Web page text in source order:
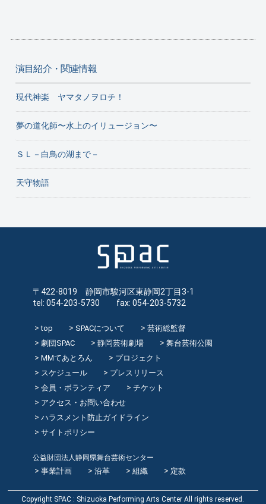
演目紹介・関連情報
現代神楽 ヤマタノヲロチ！
夢の道化師〜水上のイリュージョン〜
ＳＬ－白鳥の湖まで－
天守物語
〒422-8019 静岡市駿河区東静岡2丁目3-1
tel: 054-203-5730 fax: 054-203-5732
top SPACについて
芸術総監督
劇団SPAC
静岡芸術劇場
舞台芸術公園
MMてあとろん
プロジェクト
スケジュール
プレスリリース
会員・ボランティア
チケット
アクセス・お問い合わせ
ハラスメント防止ガイドライン
サイトポリシー
公益財団法人静岡県舞台芸術センター
事業計画 沿革 組織 定款
Copyright SPAC : Shizuoka Performing Arts Center All rights reserved.